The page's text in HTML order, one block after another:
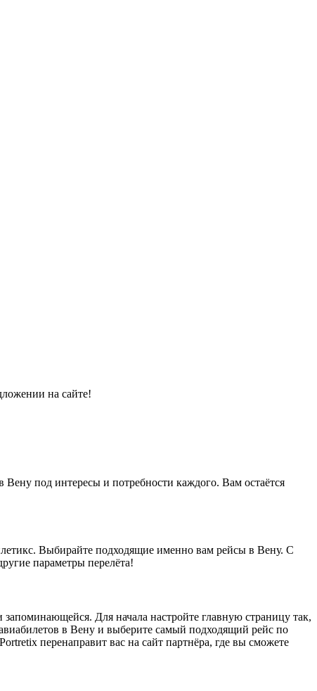
на сайте!
под интересы и потребности каждого. Вам остаётся
Выбирайте подходящие именно вам рейсы в Вену. С
параметры перелёта!
запоминающейся. Для начала настройте главную страницу так,
в Вену и выберите самый подходящий рейс по
перенаправит вас на сайт партнёра, где вы сможете